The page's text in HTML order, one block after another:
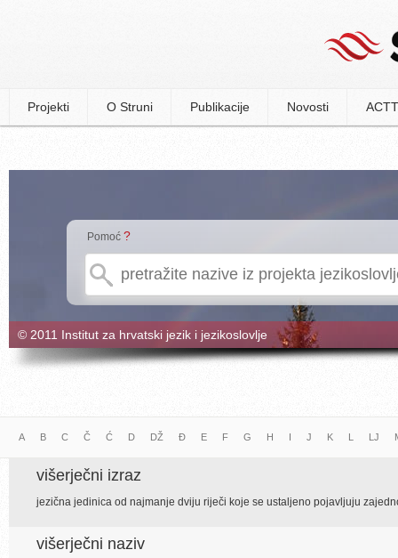
Projekti O Struni Publikacije Novosti
Pomoć ?
© 2011 Institut za hrvatski jezik i jezikoslovlje
A B C Č Ć D DŽ Đ E F G H I J K L LJ
višerječni izraz
jezična jedinica od najmanje dviju riječi koje se ustaljeno pojavljuju
višerječni naziv